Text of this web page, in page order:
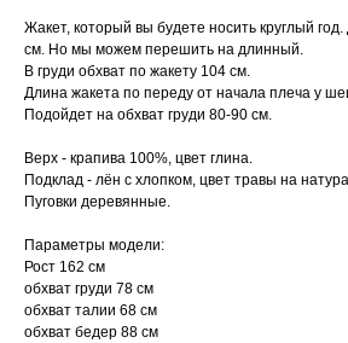
Жакет, который вы будете носить круглый
см. Но мы можем перешить на длинный.
В груди обхват по жакету 104 см.
Длина жакета по переду от начала плеча у
Подойдет на обхват груди 80-90 см.
Верх - крапива 100%, цвет глина.
Подклад - лён с хлопком, цвет травы на
Пуговки деревянные.
Параметры модели:
Рост 162 см
обхват груди 78 см
обхват талии 68 см
обхват бедер 88 см